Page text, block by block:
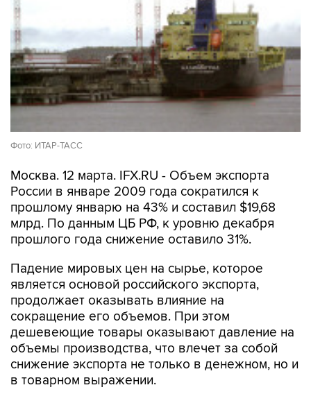
Фото: ИТАР-ТАСС
Москва. 12 марта. IFX.RU - Объем экспорта
России в январе 2009 года сократился к
прошлому январю на 43% и составил $19,68
млрд. По данным ЦБ РФ, к уровню декабря
прошлого года снижение оставило 31%.
Падение мировых цен на сырье, которое
является основой российского экспорта,
продолжает оказывать влияние на
сокращение его объемов. При этом
дешевеющие товары оказывают давление на
объемы производства, что влечет за собой
снижение экспорта не только в денежном, но и
в товарном выражении.